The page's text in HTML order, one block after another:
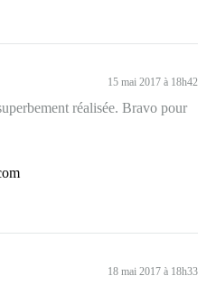
15 mai 2017 à 18h42
réalisée. Bravo pour
18 mai 2017 à 18h33